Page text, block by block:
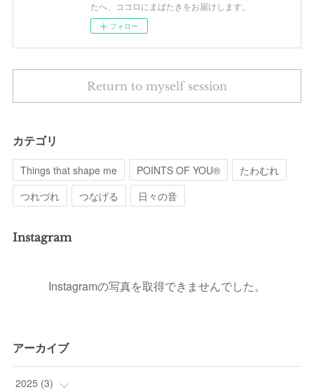
たへ、ココロにまばたきをお届けします。
フォロー
Return to myself session
カテゴリ
Things that shape me POINTS OF YOU®︎
たわむれ
つれづれ
つなげる 日々の音
Instagram
Instagramの写真を取得できませんでした。
アーカイブ
2025 (3)